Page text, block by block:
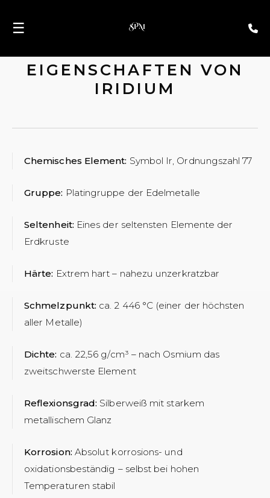
☰
EIGENSCHAFTEN VON
IRIDIUM
Chemisches Element: Symbol Ir, Ordnungszahl 77
Gruppe: Platingruppe der Edelmetalle
Seltenheit: Eines der seltensten Elemente der
Erdkruste
Härte: Extrem hart – nahezu unzerkratzbar
Schmelzpunkt: ca. 2 446 °C (einer der höchsten
aller Metalle)
Dichte: ca. 22,56 g/cm³ – nach Osmium das
zweitschwerste Element
Reflexionsgrad: Silberweiß mit starkem
metallischem Glanz
Korrosion: Absolut korrosions- und
oxidationsbeständig – selbst bei hohen
Temperaturen stabil